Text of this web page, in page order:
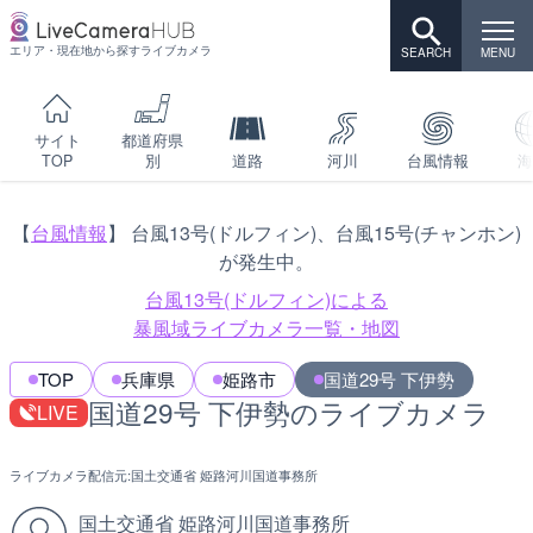
エリア・現在地から探すライブカメラ
サイト
TOP
都道府県
別
道路 河川 台風情報
【台風情報】 台風13号(ドルフィン)、台風15号(チャンホン)
が発生中。
台風13号(ドルフィン)による
暴風域ライブカメラ一覧・地図
TOP 兵庫県 姫路市 国道29号 下伊勢
LIVE 国道29号 下伊勢のライブカメラ
ライブカメラ配信元:国土交通省 姫路河川国道事務所
国土交通省 姫路河川国道事務所